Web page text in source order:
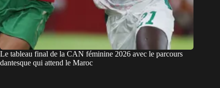
Le tableau final de la CAN féminine 2026 avec le parcours
dantesque qui attend le Maroc